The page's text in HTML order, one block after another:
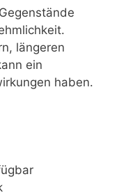
längeren
ein
haben.